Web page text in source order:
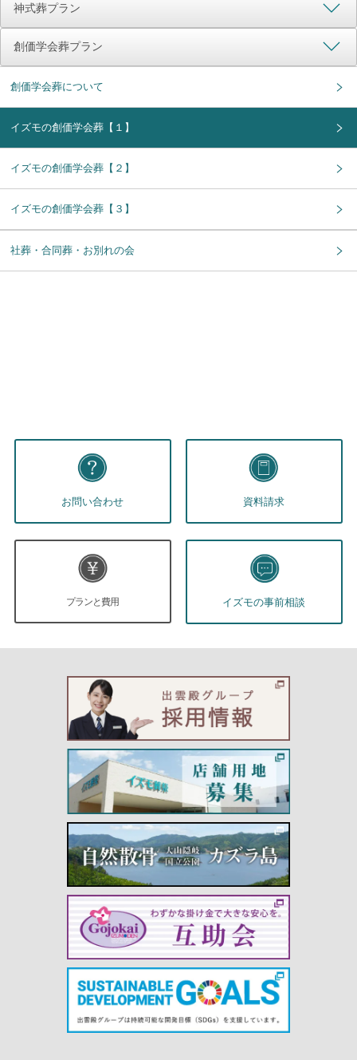
神式葬プラン
創価学会葬プラン
創価学会葬について
イズモの創価学会葬【１】
イズモの創価学会葬【２】
イズモの創価学会葬【３】
社葬・合同葬・お別れの会
お問い合わせ 資料請求
プランと費用 イズモの事前相談